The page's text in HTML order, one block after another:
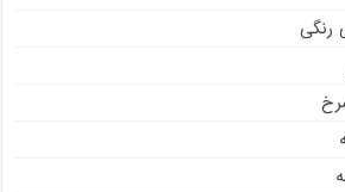
رنگی